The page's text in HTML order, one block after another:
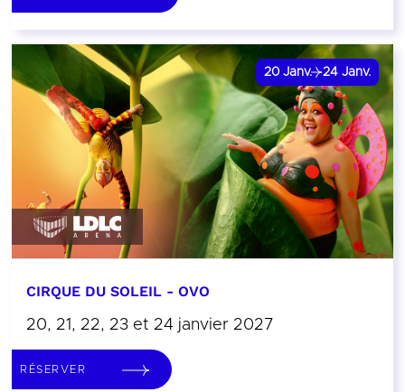
20 Janv. 24 Janv.
CIRQUE DU SOLEIL - OVO
20, 21, 22, 23 et 24 janvier 2027
RÉSERVER